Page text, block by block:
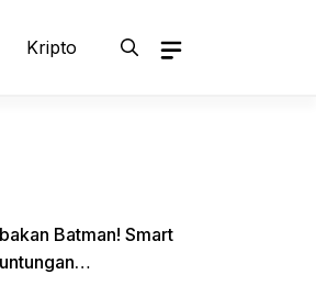
Kripto
Batman! Smart